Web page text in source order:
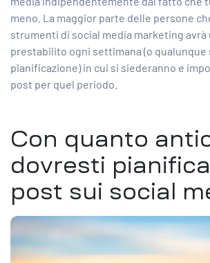
meno. La maggior parte delle persone
strumenti di social media marketing avrà
prestabilito ogni settimana (o qualunque
pianificazione) in cui si siederanno e
post per quel periodo.
Con quanto
dovresti
post sui social